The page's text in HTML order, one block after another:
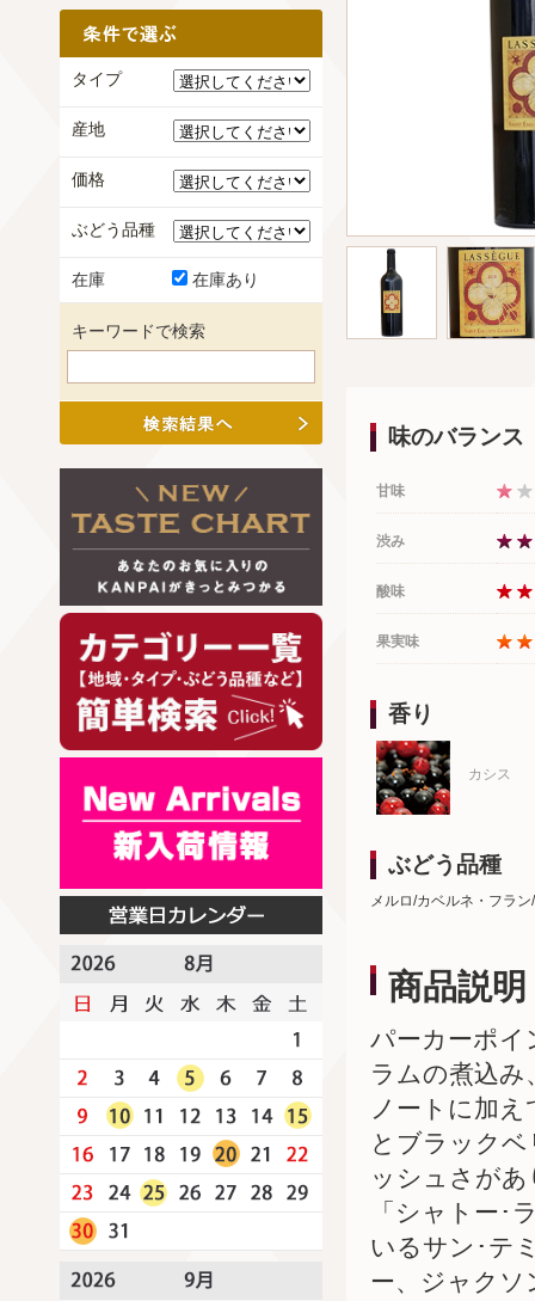
味のバランス
甘味
渋み
酸味
果実味
香り
カシス
ぶどう品種
メルロ/カベルネ・フラ
商品説明
パーカーポイ
ラムの煮込
ノートに加
とブラック
ッシュさが
「シャトー･
いるサン･テ
ー、ジャク
タイプ
産地
価格
ぶどう品種
在庫 在庫あり
キーワードで検索